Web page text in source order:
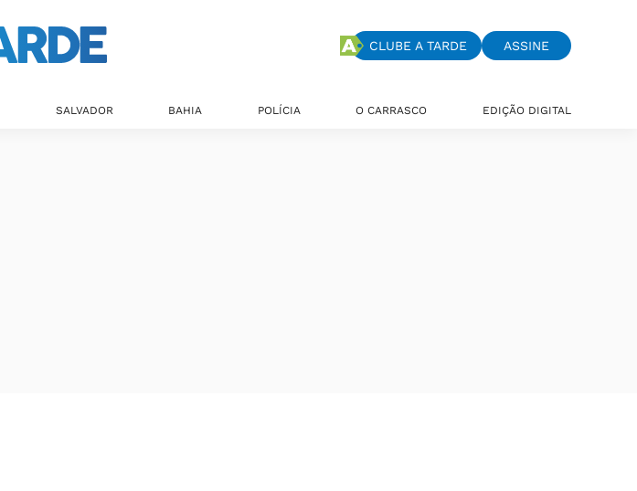
CLUBE A TARDE ASSINE
SALVADOR BAHIA POLÍCIA O CARRASCO EDIÇÃO DIGITAL